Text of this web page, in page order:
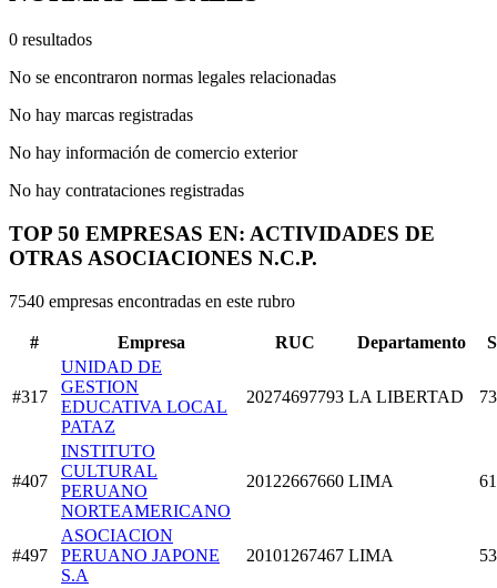
0 resultados
No se encontraron normas legales relacionadas
No hay marcas registradas
No hay información de comercio exterior
No hay contrataciones registradas
TOP 50 EMPRESAS EN: ACTIVIDADES DE
OTRAS ASOCIACIONES N.C.P.
7540 empresas encontradas en este rubro
# Empresa RUC Departamento
#317
UNIDAD DE
GESTION
EDUCATIVA LOCAL
PATAZ
20274697793 LA LIBERTAD
#407
INSTITUTO
CULTURAL
PERUANO
NORTEAMERICANO
20122667660 LIMA
#497
ASOCIACION
PERUANO JAPONE
S.A
20101267467 LIMA